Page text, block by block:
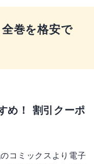
巻を格安で
め！ 割引クーポ
コミックスより電子